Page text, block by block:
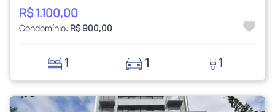
R$ 1.100,00
Condomínio: R$ 900,00
1 1 1